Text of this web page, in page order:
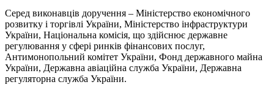
Серед виконавців доручення – Міністерство економічного
розвитку і торгівлі України, Міністерство інфраструктури
України, Національна комісія, що здійснює державне
регулювання у сфері ринків фінансових послуг,
Антимонопольний комітет України, Фонд державного майна
України, Державна авіаційна служба України, Державна
регуляторна служба України.